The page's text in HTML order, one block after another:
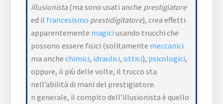
illusionista(ma sono usati anche prestigiatore
ed il francesismo prestidigitatore), crea effetti
apparentemente magici usando trucchi che
possono essere fisici (solitamente meccanici
ma anchechimici, idraulici,ottici), psicologici,
oppure, il più delle volte, il trucco sta
nell’abilità di mani del prestigiatore.
n generale, il compito dell’illusionista è quello